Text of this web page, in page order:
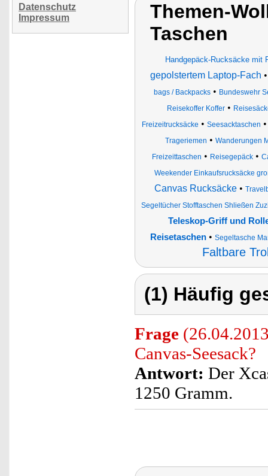
Datenschutz
Impressum
Themen-
Taschen
Handgepäck-Rucksäcke mit
gepolstertem Laptop-Fach
bags / Backpacks • Bundeswehr
Reisekoffer Koffer•
Freizeitrucksäcke • Seesacktaschen
Trageriemen • Wanderungen
Freizeittaschen • Reisegepäck•
Weekender Einkaufsrucksäcke
Canvas Rucksäcke•
Segeltücher Stofftaschen Shließen
Teleskop-Griff und
Reisetaschen• Segeltasche
Faltbare
(1) Häufig
Frage
Canvas-Seesack?
Antwort: Der
1250 Gramm.